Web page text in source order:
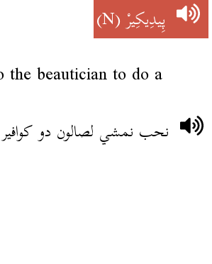
پِيدِيكِيرْ(N)
beautician to do a
نحب نمشي لصالون دو